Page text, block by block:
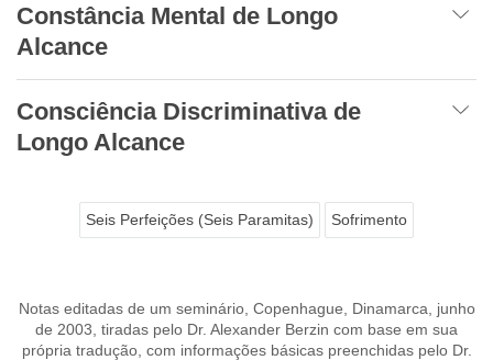
Constância Mental de Longo
Alcance
Consciência Discriminativa de
Longo Alcance
Seis Perfeições (Seis Paramitas) Sofrimento
Notas editadas de um seminário, Copenhague, Dinamarca, junho
de 2003, tiradas pelo Dr. Alexander Berzin com base em sua
própria tradução, com informações básicas preenchidas pelo Dr.